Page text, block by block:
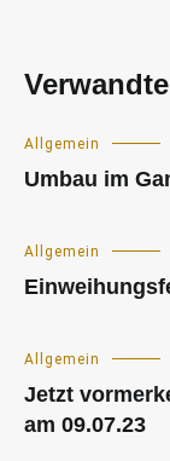
Allgemein
Umbau im
Allgemein
Allgemein
Jetzt
am 09.07.23